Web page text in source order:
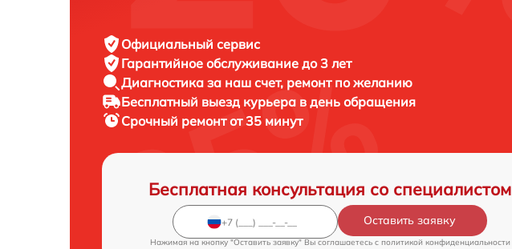
Официальный сервис
Гарантийное обслуживание до 3 лет
Диагностика за наш счет, ремонт по желанию
Бесплатный выезд курьера в день обращения
Срочный ремонтот 35 минут
Бесплатная консультация со специалистом
Оставить заявку
Нажимая на кнопку "Оставить заявку" Вы соглашаетесь c политикой конфиденциальности